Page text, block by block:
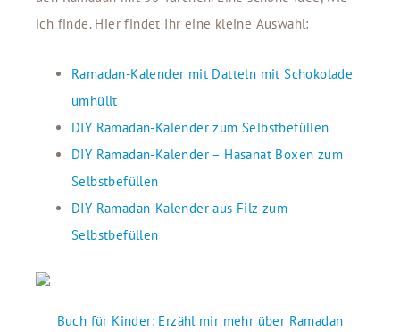
ich finde. Hier findet Ihr eine kleine Auswahl:
Ramadan-Kalender mit Datteln mit Schokolade
umhüllt
DIY Ramadan-Kalender zum Selbstbefüllen
DIY Ramadan-Kalender – Hasanat Boxen zum
Selbstbefüllen
DIY Ramadan-Kalender aus Filz zum
Selbstbefüllen
Buch für Kinder: Erzähl mir mehr über Ramadan